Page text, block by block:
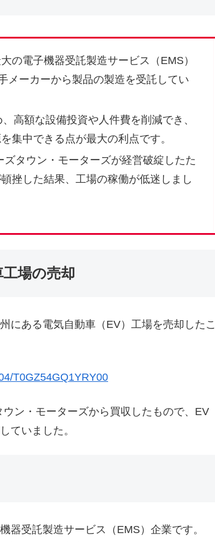
の電子機器受託製造サービス（EMS）
メーカーから製品の製造を受託してい
高額な設備投資や人件費を削減でき、
集中できる点が最大の利点です。
タウン・モーターズが経営破綻したた
挫した結果、工場の稼働が低迷しまし
場の売却
にある電気自動車（EV）工場を売却したこ
T0GZ54GQ1YRY00
ン・モーターズから買収したもので、EV
ていました。
受託製造サービス（EMS）企業です。